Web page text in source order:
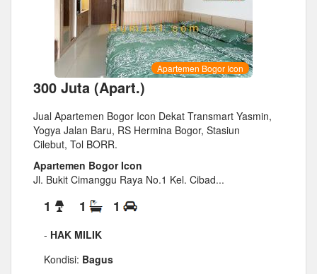
Apartemen Bogor Icon
300 Juta (Apart.)
Jual Apartemen Bogor Icon Dekat Transmart Yasmin,
Yogya Jalan Baru, RS Hermina Bogor, Stasiun
Cilebut, Tol BORR.
Apartemen Bogor Icon
Jl. Bukit Cimanggu Raya No.1 Kel. Cibad...
1 1 1
- HAK MILIK
Kondisi: Bagus